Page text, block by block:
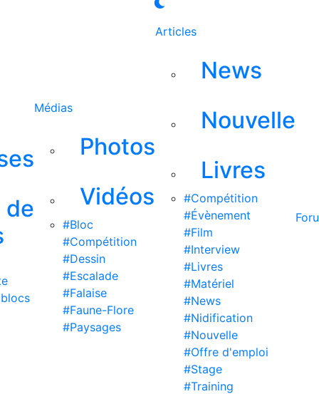
de
Médias
Photos
Vidéos
#Bloc
#Compétition
#Dessin
#Escalade
#Falaise
#Faune-Flore
#Paysages
Articles
News
Nouvelle
Livres
#Compétition
#Évènement
#Film
#Interview
#Livres
#Matériel
#News
#Nidification
#Nouvelle
#Offre d'emploi
#Stage
#Training